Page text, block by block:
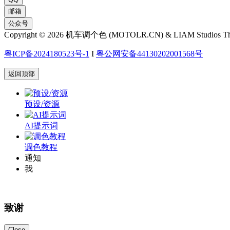
邮箱
公众号
Copyright © 2026 机车调个色 (MOTOLR.CN) & LIAM Studios
粤ICP备2024180523号-1 I 粤公网安备44130202001568号
返回顶部
预设/资源
AI提示词
调色教程
通知
我
致谢